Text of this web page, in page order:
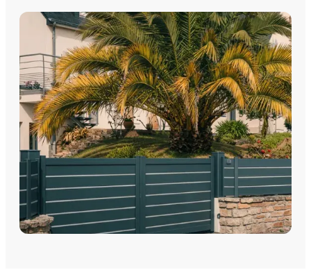
PORTES DE GARAGE
Portes de garage - Sectionnelles
Portes de garage - Battantes
Portes de garage - Latérales
Découvrez nos portes de garage sectionnelles, basculantes
et motorisées avec pose par les équipes Plein Jour Habitat.
DÉCOUVRIR